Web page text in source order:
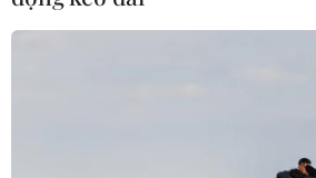
Theo tiếng Latinh, Venice có